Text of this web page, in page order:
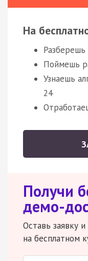
На
Поймешь
Узнаешь
24
Получи
демо-
Оставь заявку
на бесплатном